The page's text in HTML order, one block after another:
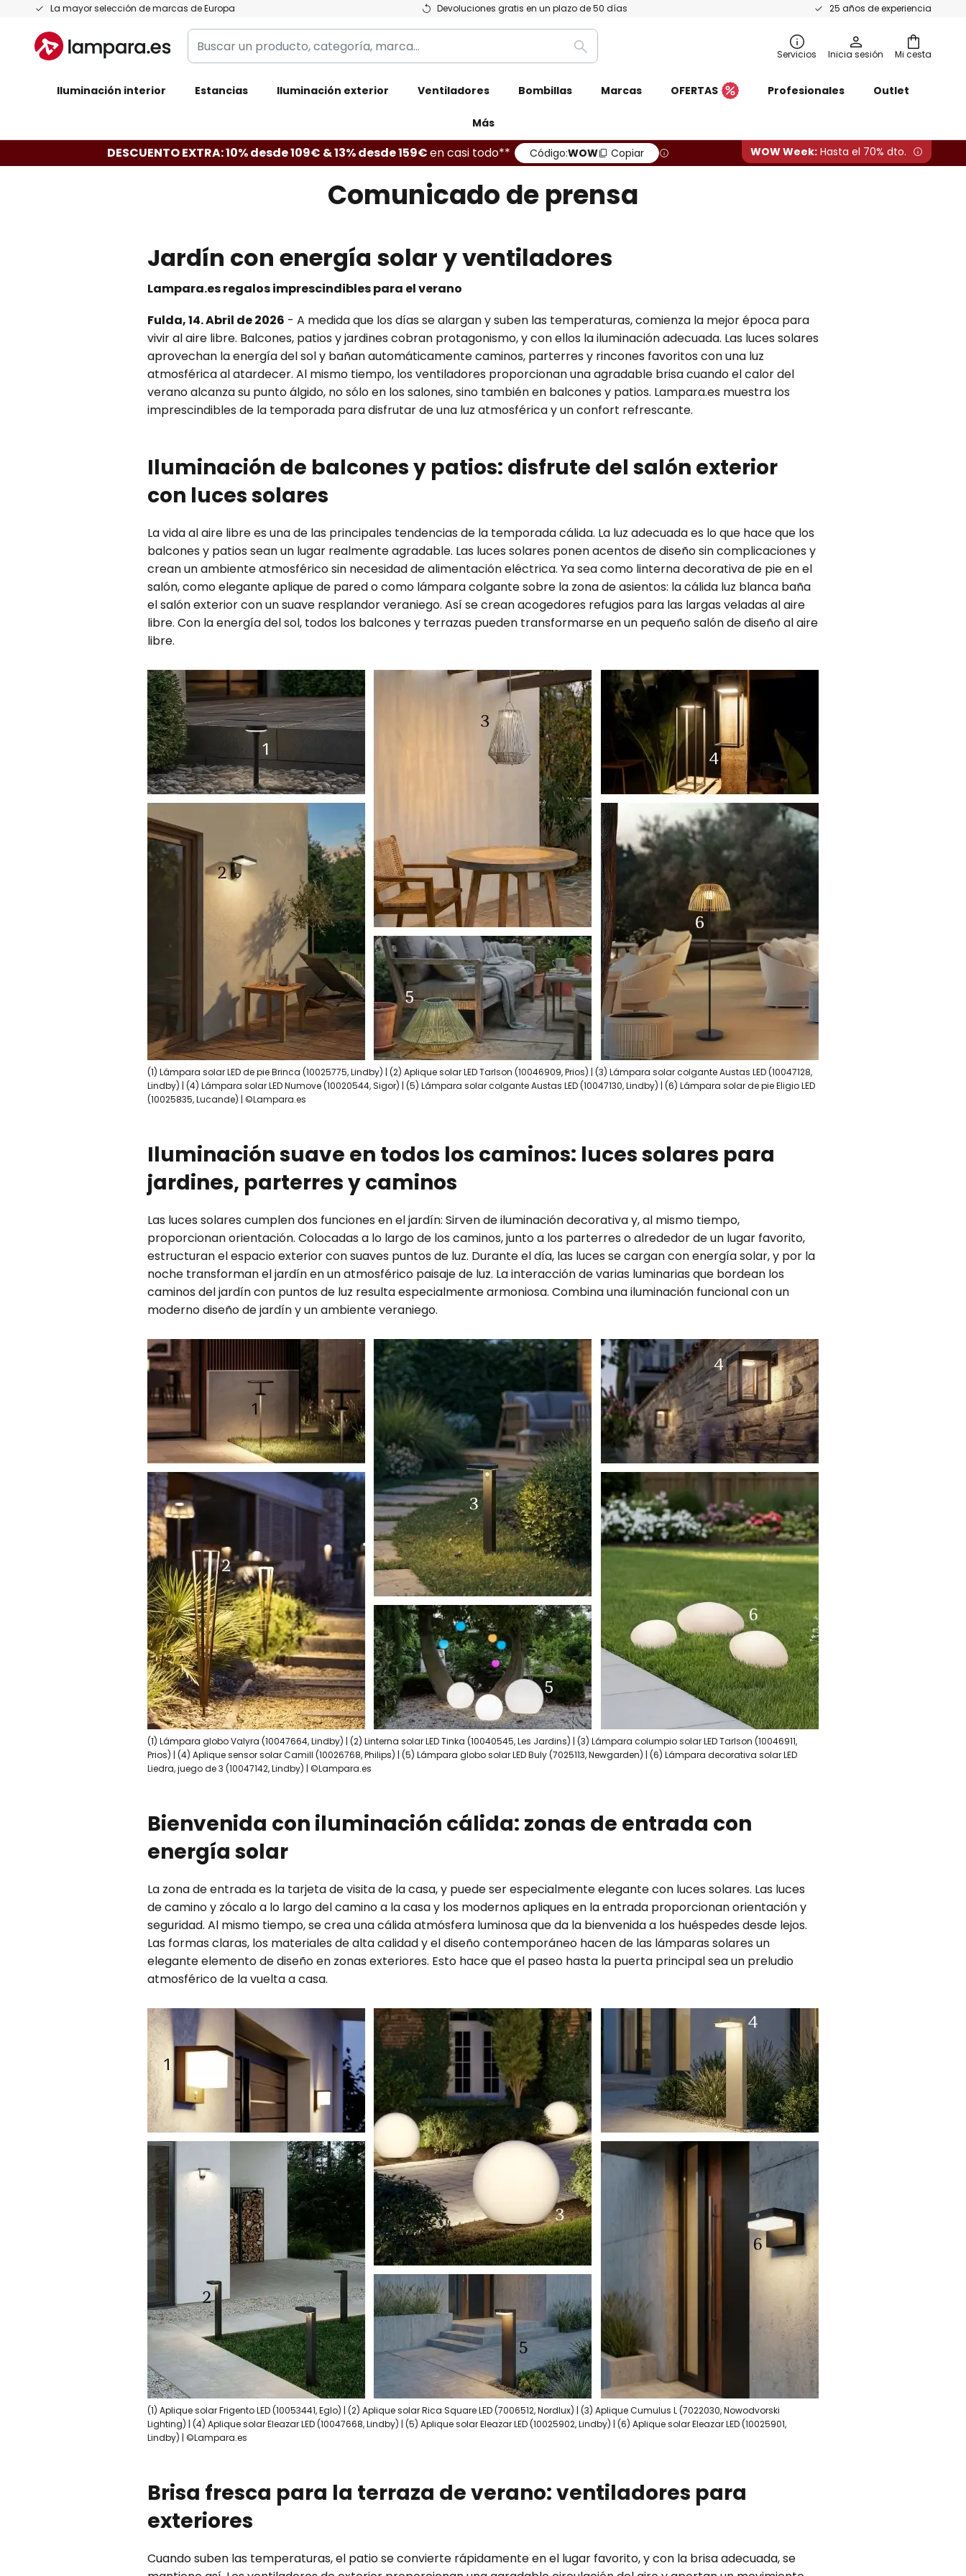
La mayor selección de marcas de Europa Devoluciones gratis en un plazo de 50 días 25 años de experiencia
Ir
contenido
Mi cesta
Buscar
un
categoría,
Buscar Servicios Inicia sesión
Iluminación interior Estancias Iluminación exterior Ventiladores Bombillas Marcas OFERTAS Profesionales Outlet
Más
DESCUENTO EXTRA: 10% desde 109€ & 13% desde 159€en casi todo** Código:WOW Copiar WOW Week: Hasta el 70% dto.
Comunicado de prensa
Jardín con energía solar y ventiladores
Lampara.es regalos imprescindibles para el verano
Fulda, 14. Abril de 2026 - A medida que los días se alargan y suben las temperaturas, comienza la mejor época para
vivir al aire libre. Balcones, patios y jardines cobran protagonismo, y con ellos la iluminación adecuada. Las luces solares
aprovechan la energía del sol y bañan automáticamente caminos, parterres y rincones favoritos con una luz
atmosférica al atardecer. Al mismo tiempo, los ventiladores proporcionan una agradable brisa cuando el calor del
verano alcanza su punto álgido, no sólo en los salones, sino también en balcones y patios. Lampara.es muestra los
imprescindibles de la temporada para disfrutar de una luz atmosférica y un confort refrescante.
Iluminación de balcones y patios: disfrute del salón exterior
con luces solares
La vida al aire libre es una de las principales tendencias de la temporada cálida. La luz adecuada es lo que hace que los
balcones y patios sean un lugar realmente agradable. Las luces solares ponen acentos de diseño sin complicaciones y
crean un ambiente atmosférico sin necesidad de alimentación eléctrica. Ya sea como linterna decorativa de pie en el
salón, como elegante aplique de pared o como lámpara colgante sobre la zona de asientos: la cálida luz blanca baña
el salón exterior con un suave resplandor veraniego. Así se crean acogedores refugios para las largas veladas al aire
libre. Con la energía del sol, todos los balcones y terrazas pueden transformarse en un pequeño salón de diseño al aire
libre.
(1) Lámpara solar LED de pie Brinca (10025775, Lindby) | (2) Aplique solar LED Tarlson (10046909, Prios) | (3) Lámpara solar colgante Austas LED (10047128,
Lindby) | (4) Lámpara solar LED Numove (10020544, Sigor) | (5) Lámpara solar colgante Austas LED (10047130, Lindby) | (6) Lámpara solar de pie Eligio LED
(10025835, Lucande) | ©Lampara.es
Iluminación suave en todos los caminos: luces solares para
jardines, parterres y caminos
Las luces solares cumplen dos funciones en el jardín: Sirven de iluminación decorativa y, al mismo tiempo,
proporcionan orientación. Colocadas a lo largo de los caminos, junto a los parterres o alrededor de un lugar favorito,
estructuran el espacio exterior con suaves puntos de luz. Durante el día, las luces se cargan con energía solar, y por la
noche transforman el jardín en un atmosférico paisaje de luz. La interacción de varias luminarias que bordean los
caminos del jardín con puntos de luz resulta especialmente armoniosa. Combina una iluminación funcional con un
moderno diseño de jardín y un ambiente veraniego.
(1) Lámpara globo Valyra (10047664, Lindby) | (2) Linterna solar LED Tinka (10040545, Les Jardins) | (3) Lámpara columpio solar LED Tarlson (10046911,
Prios) | (4) Aplique sensor solar Camill (10026768, Philips) | (5) Lámpara globo solar LED Buly (7025113, Newgarden) | (6) Lámpara decorativa solar LED
Liedra, juego de 3 (10047142, Lindby) | ©Lampara.es
Bienvenida con iluminación cálida: zonas de entrada con
energía solar
La zona de entrada es la tarjeta de visita de la casa, y puede ser especialmente elegante con luces solares. Las luces
de camino y zócalo a lo largo del camino a la casa y los modernos apliques en la entrada proporcionan orientación y
seguridad. Al mismo tiempo, se crea una cálida atmósfera luminosa que da la bienvenida a los huéspedes desde lejos.
Las formas claras, los materiales de alta calidad y el diseño contemporáneo hacen de las lámparas solares un
elegante elemento de diseño en zonas exteriores. Esto hace que el paseo hasta la puerta principal sea un preludio
atmosférico de la vuelta a casa.
(1) Aplique solar Frigento LED (10053441, Eglo) | (2) Aplique solar Rica Square LED (7006512, Nordlux) | (3) Aplique Cumulus L (7022030, Nowodvorski
Lighting) | (4) Aplique solar Eleazar LED (10047668, Lindby) | (5) Aplique solar Eleazar LED (10025902, Lindby) | (6) Aplique solar Eleazar LED (10025901,
Lindby) | ©Lampara.es
Brisa fresca para la terraza de verano: ventiladores para
exteriores
Cuando suben las temperaturas, el patio se convierte rápidamente en el lugar favorito, y con la brisa adecuada, se